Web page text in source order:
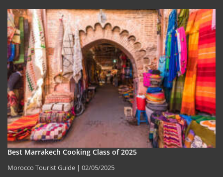
Best Marrakech Cooking Class of 2025
Morocco Tourist Guide 02/05/2025